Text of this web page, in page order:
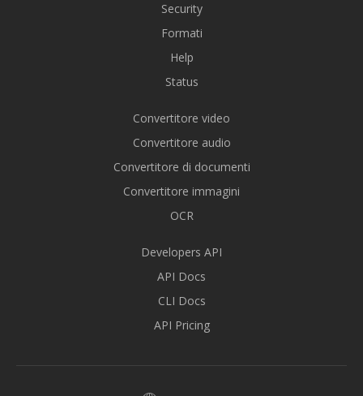
Security
Formati
Help
Status
Convertitore video
Convertitore audio
Convertitore di documenti
Convertitore immagini
OCR
Developers API
API Docs
CLI Docs
API Pricing